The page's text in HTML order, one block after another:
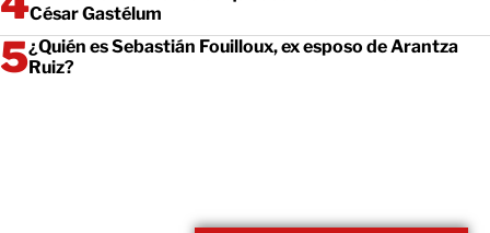
César Gastélum
¿Quién es Sebastián Fouilloux, ex esposo de Arantza
Ruiz?